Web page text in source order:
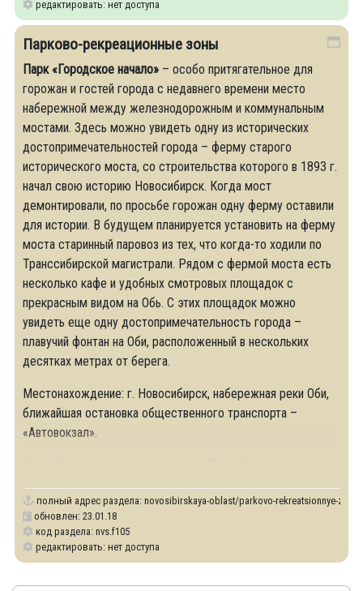
редактировать: нет доступа
Парково-рекреационные зоны
Парк «Городское начало» – особо притягательное для
горожан и гостей города с недавнего времени место
набережной между железнодорожным и коммунальным
мостами. Здесь можно увидеть одну из исторических
достопримечательностей города – ферму старого
исторического моста, со строительства которого в 1893 г.
начал свою историю Новосибирск. Когда мост
демонтировали, по просьбе горожан одну ферму оставили
для истории. В будущем планируется установить на ферму
моста старинный паровоз из тех, что когда-то ходили по
Транссибирской магистрали. Рядом с фермой моста есть
несколько кафе и удобных смотровых площадок с
прекрасным видом на Обь. С этих площадок можно
увидеть еще одну достопримечательность города –
плавучий фонтан на Оби, расположенный в нескольких
десятках метрах от берега.
Местонахождение: г. Новосибирск, набережная реки Оби,
ближайшая остановка общественного транспорта –
«Автовокзал».
полный адрес раздела: novosibirskaya-oblast/parkovo-rekreatsionnye-zony
обновлен: 23.01.18
код раздела: nvs.f105
редактировать: нет доступа